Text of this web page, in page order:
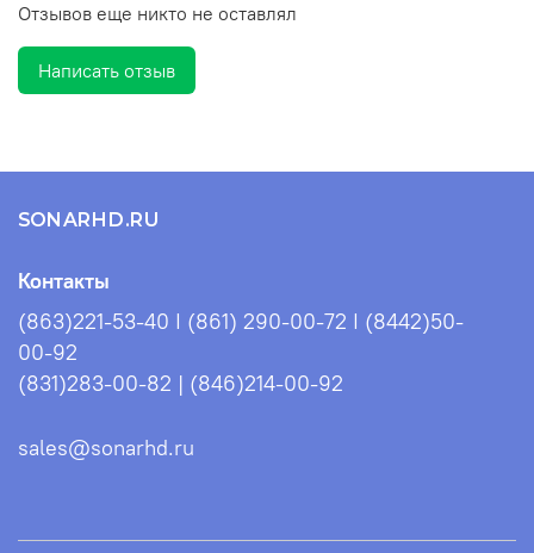
Отзывов еще никто не оставлял
Написать отзыв
SONARHD.RU
Контакты
(863)221-53-40 I (861) 290-00-72 I (8442)50-
00-92
(831)283-00-82 | (846)214-00-92
sales@sonarhd.ru